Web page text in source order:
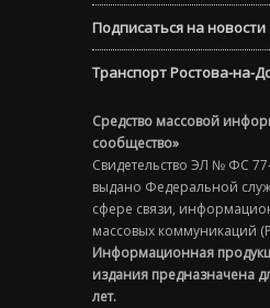
Подписаться на новости
Транспорт Ростова-на-
Средство массовой
сообщество»
Свидетельство ЭЛ № ФС
выдано Федеральной
сфере связи,
массовых коммуникаций
Информационная
издания предназначена
лет.